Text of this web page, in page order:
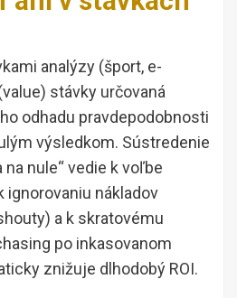
analýzy (šport, e-
stávky určovaná
odhadu pravdepodobnosti
výsledkom. Sústredenie
na nule“ vedie k voľbe
ignorovaniu nákladov
a k skratovému
po inkasovanom
znižuje dlhodobý ROI.